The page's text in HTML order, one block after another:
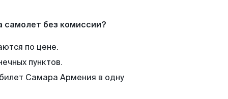
самолет без комиссии?
по цене.
пунктов.
Самара Армения в одну